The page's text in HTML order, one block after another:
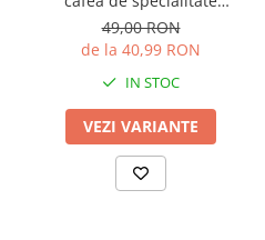
proaspăt prăjită și
măcinată
49,00 RON
de la 40,99 RON
IN STOC
VEZI VARIANTE